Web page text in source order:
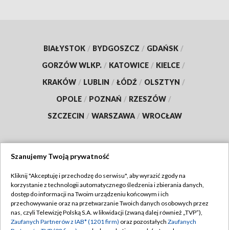
BIAŁYSTOK / BYDGOSZCZ / GDAŃSK /
GORZÓW WLKP. / KATOWICE / KIELCE /
KRAKÓW / LUBLIN / ŁÓDŹ / OLSZTYN /
OPOLE / POZNAŃ / RZESZÓW /
SZCZECIN / WARSZAWA / WROCŁAW
TVP
Abonament TVP
Emisja w TVP
Regulamin TVP
Polityka prywatności
Szanujemy Twoją prywatność
Kliknij "Akceptuję i przechodzę do serwisu", aby wyrazić zgody na
korzystanie z technologii automatycznego śledzenia i zbierania danych,
dostęp do informacji na Twoim urządzeniu końcowym i ich
przechowywanie oraz na przetwarzanie Twoich danych osobowych przez
nas, czyli Telewizję Polską S.A. w likwidacji (zwaną dalej również „TVP”),
Zaufanych Partnerów z IAB* (1201 firm) oraz pozostałych Zaufanych